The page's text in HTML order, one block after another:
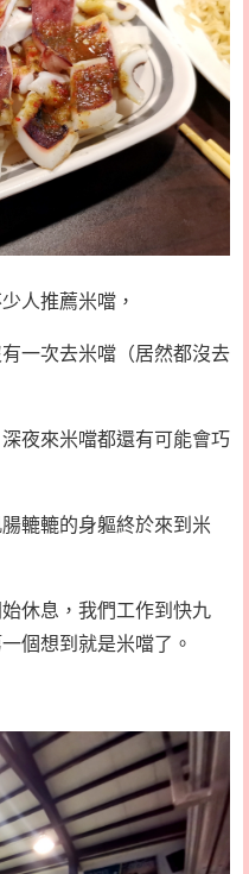
人推薦米噹，
一次去米噹（居然都沒去
夜來米噹都還有可能會巧
轆轆的身軀終於來到米
休息，我們工作到快九
個想到就是米噹了。